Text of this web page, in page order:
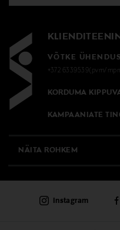
VÕTKE
+372 6339539(pvm/
KORDUMA
KAMPAANIATE
NÄITA ROHKEM
PÜSIKLIENDITEENINDUS
Instagram